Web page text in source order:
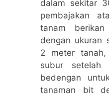
dalam sekitar
pembajakan
tanam
dengan ukuran
2 meter tanah,
subur
bedengan
tanaman bit